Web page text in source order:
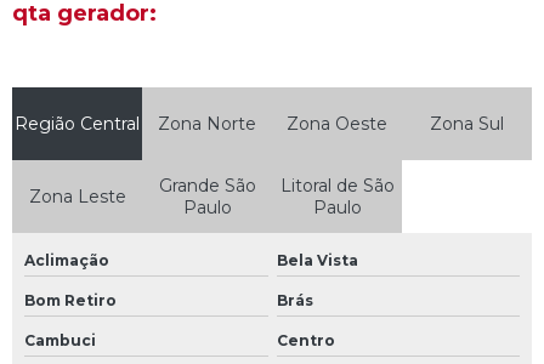
Quadro bifásico simples
Quadro de comando para piscina
Quadro de distribuição geral
Quadro de distribuição para piscina
Quadro de elétrica
qta gerador:
Região Central Zona Norte Zona Oeste Zona Sul
Zona Leste
Grande São
Paulo
Litoral de São
Paulo
Aclimação Bela Vista
Bom Retiro Brás
Cambuci Centro